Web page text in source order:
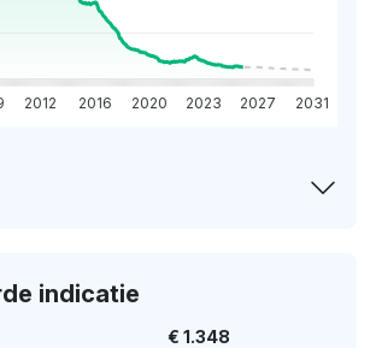
2012 2016 2020 2023 2027 2031
indicatie
€ 1.348